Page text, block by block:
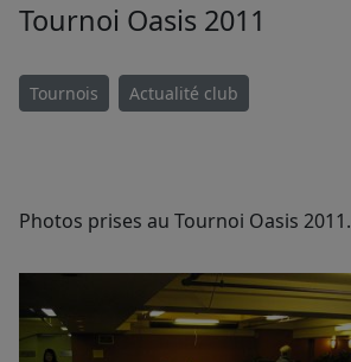
Tournoi Oasis 2011
Tournois Actualité club
Photos prises au Tournoi Oasis 2011.